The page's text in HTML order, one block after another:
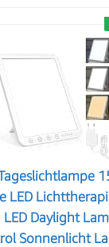
LED
LED Daylight
Sonnenlicht